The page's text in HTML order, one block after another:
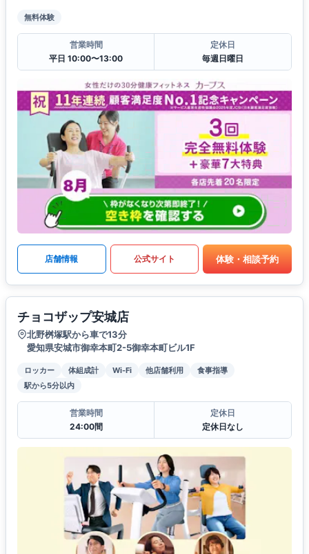
無料体験
営業時間
平日 10:00〜13:00
定休日
毎週日曜日
店舗情報 公式サイト 体験・相談予約
チョコザップ安城店
北野桝塚駅から車で13分
愛知県安城市御幸本町2-5御幸本町ビル1F
ロッカー 体組成計 Wi-Fi 他店舗利用
食事指導
駅から5分以内
営業時間
24:00間
定休日
定休日なし